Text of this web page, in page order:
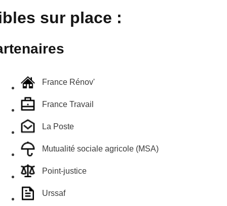
sur place :
France Rénov'
France Travail
La Poste
Mutualité sociale agricole (MSA)
Point-justice
Urssaf